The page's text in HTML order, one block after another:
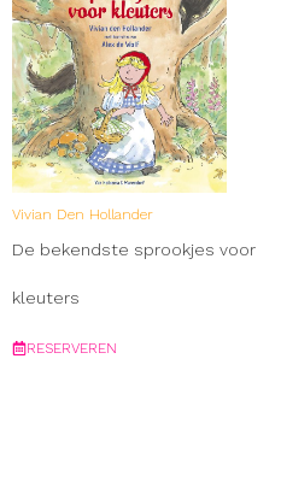
Vivian Den Hollander
De bekendste sprookjes voor
kleuters
RESERVEREN